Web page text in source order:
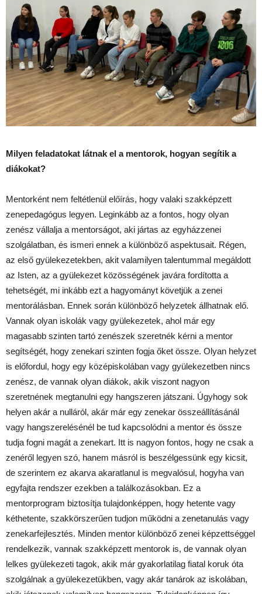
Milyen feladatokat látnak el a mentorok, hogyan segítik a
diákokat?
Mentorként nem feltétlenül előírás, hogy valaki szakképzett
zenepedagógus legyen. Leginkább az a fontos, hogy olyan
zenész vállalja a mentorságot, aki jártas az egyházzenei
szolgálatban, és ismeri ennek a különböző aspektusait. Régen,
az első gyülekezetekben, akit valamilyen talentummal megáldott
az Isten, az a gyülekezet közösségének javára fordította a
tehetségét, mi inkább ezt a hagyományt követjük a zenei
mentorálásban. Ennek során különböző helyzetek állhatnak elő.
Vannak olyan iskolák vagy gyülekezetek, ahol már egy
magasabb szinten tartó zenészek szeretnék kérni a mentor
segítségét, hogy zenekari szinten fogja őket össze. Olyan helyzet
is előfordul, hogy egy középiskolában vagy gyülekezetben nincs
zenész, de vannak olyan diákok, akik viszont nagyon
szeretnének megtanulni egy hangszeren játszani. Úgyhogy sok
helyen akár a nulláról, akár már egy zenekar összeállításánál
vagy hangszerelésénél be tud kapcsolódni a mentor és össze
tudja fogni magát a zenekart. Itt is nagyon fontos, hogy ne csak a
zenéről legyen szó, hanem másról is beszélgessünk egy kicsit,
de szerintem ez akarva akaratlanul is megvalósul, hogyha van
egyfajta rendszer ezekben a találkozásokban. Ez a
mentorprogram biztosítja tulajdonképpen, hogy hetente vagy
kéthetente, szakkörszerűen tudjon működni a zenetanulás vagy
zenekarfejlesztés. Minden mentor különböző zenei képzettséggel
rendelkezik, vannak szakképzett mentorok is, de vannak olyan
lelkes gyülekezeti tagok, akik már gyakorlatilag fiatal koruk óta
szolgálnak a gyülekezetükben, vagy akár tanárok az iskolában,